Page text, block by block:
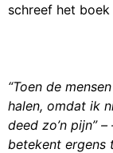
schreef het boek
“Toen de
halen, omdat ik
deed zo’n pijn”
betekent ergens